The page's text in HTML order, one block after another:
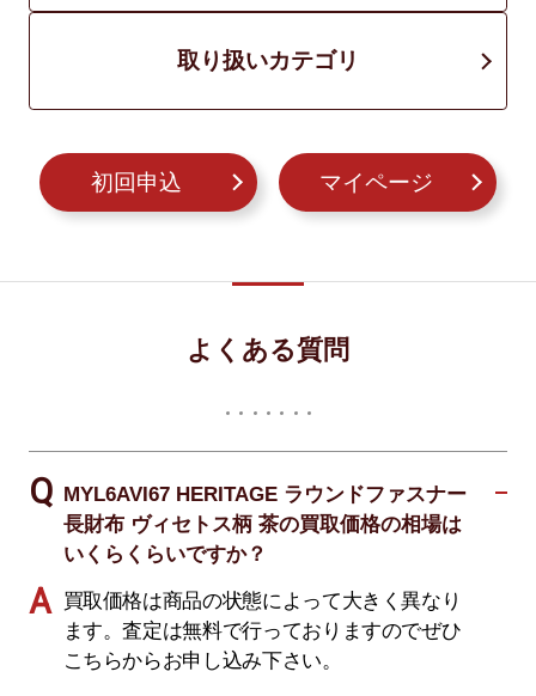
取り扱いカテゴリ
初回申込 マイページ
よくある質問
MYL6AVI67 HERITAGE ラウンドファスナー
長財布 ヴィセトス柄 茶の買取価格の相場は
いくらくらいですか？
買取価格は商品の状態によって大きく異なり
ます。査定は無料で行っておりますのでぜひ
こちらからお申し込み下さい。